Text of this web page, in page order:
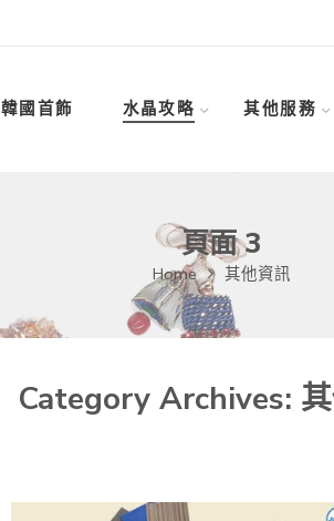
韓國首飾 水晶攻略 其他服務
頁面 3
Home 其他資訊
Category Archives: